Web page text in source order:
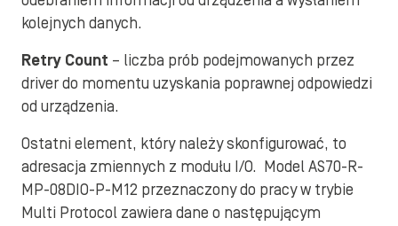
kolejnych danych.
Retry Count – liczba prób podejmowanych przez
driver do momentu uzyskania poprawnej odpowiedzi
od urządzenia.
Ostatni element, który należy skonfigurować, to
adresacja zmiennych z modułu I/O. Model AS70-R-
MP-08DIO-P-M12 przeznaczony do pracy w trybie
Multi Protocol zawiera dane o następującym